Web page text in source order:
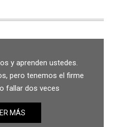
y aprenden ustedes.
pero tenemos el firme
fallar dos veces
MÁS